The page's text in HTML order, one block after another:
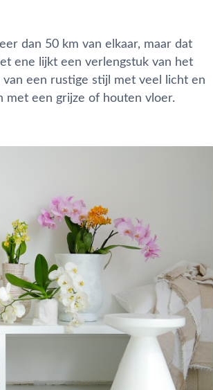
dan 50 km van elkaar, maar dat
ene lijkt een verlengstuk van het
een rustige stijl met veel licht en
met een grijze of houten vloer.